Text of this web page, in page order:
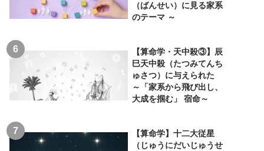
（ばんせい）に見る家系
のテーマ ～
【算命学・天中殺③】辰
巳天中殺（たつみてんち
ゅさつ）に与えられた
～「家系から飛び出し、
大成を掴む」 宿命～
【算命学】十二大従星
（じゅうにだいじゅうせ